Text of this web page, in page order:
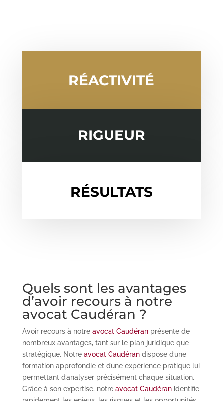
RÉACTIVITÉ
RIGUEUR
RÉSULTATS
Quels sont les avantages
d’avoir recours à notre
avocat Caudéran ?
Avoir recours à notre avocat Caudéranprésente de
nombreux avantages, tant sur le plan juridique que
stratégique. Notre avocat Caudérandispose d’une
formation approfondie et d’une expérience pratique lui
permettant d’analyser précisément chaque situation.
Grâce à son expertise, notre avocat Caudéranidentifie